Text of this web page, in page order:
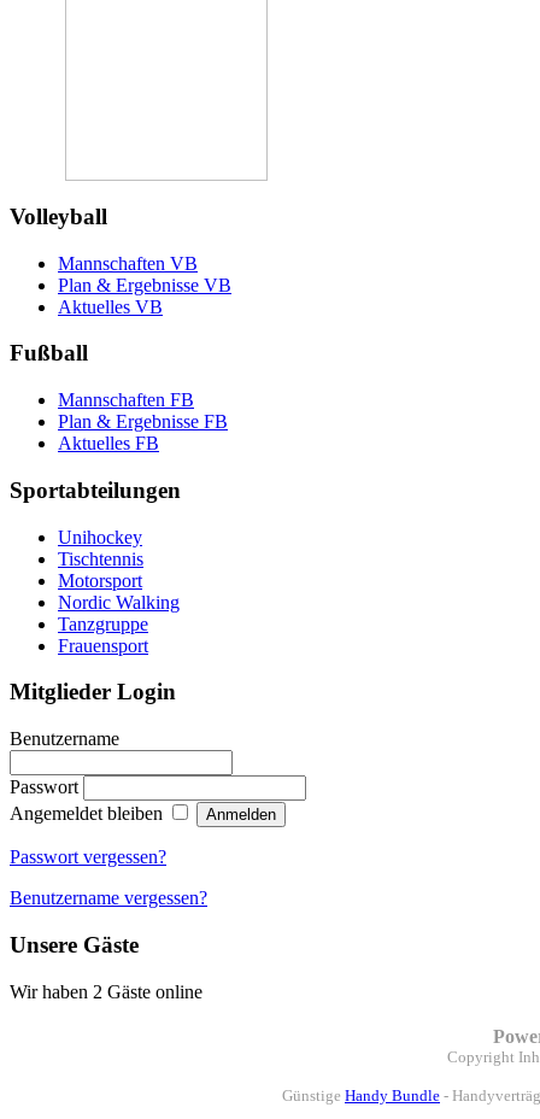
Volleyball
Mannschaften VB
Plan & Ergebnisse VB
Aktuelles VB
Fußball
Mannschaften FB
Plan & Ergebnisse FB
Aktuelles FB
Sportabteilungen
Unihockey
Tischtennis
Motorsport
Nordic Walking
Tanzgruppe
Frauensport
Mitglieder Login
Benutzername
Passwort
Angemeldet bleiben
Passwort vergessen?
Benutzername vergessen?
Unsere Gäste
Wir haben 2 Gäste online
Copyright
Günstige Handy Bundle -